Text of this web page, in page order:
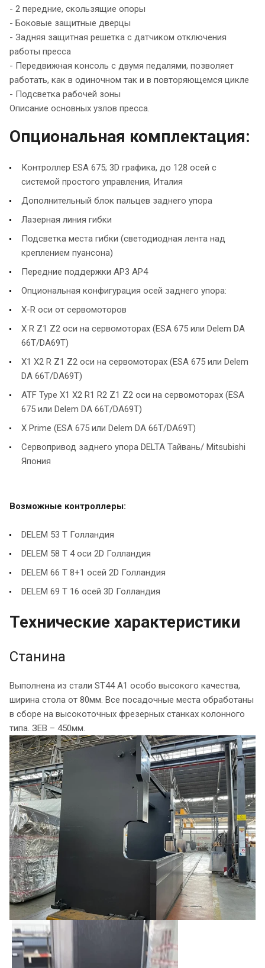
- 2 передние, скользящие опоры
- Боковые защитные дверцы
- Задняя защитная решетка с датчиком отключения
работы пресса
- Передвижная консоль с двумя педалями, позволяет
работать, как в одиночном так и в повторяющемся цикле
- Подсветка рабочей зоны
Описание основных узлов пресса.
Опциональная комплектация:
Контроллер ESA 675; 3D графика, до 128 осей с
системой простого управления, Италия
Дополнительный блок пальцев заднего упора
Лазерная линия гибки
Подсветка места гибки (светодиодная лента над
креплением пуансона)
Передние поддержки AP3 AP4
Опциональная конфигурация осей заднего упора:
X-R оси от сервомоторов
X R Z1 Z2 оси на сервомоторах (ESA 675 или Delem DA
66T/DA69T)
X1 X2 R Z1 Z2 оси на сервомоторах (ESA 675 или Delem
DA 66T/DA69T)
ATF Type X1 X2 R1 R2 Z1 Z2 оси на сервомоторах (ESA
675 или Delem DA 66T/DA69T)
X Prime (ESA 675 или Delem DA 66T/DA69T)
Сервопривод заднего упора DELTA Тайвань/ Mitsubishi
Япония
Возможные контроллеры:
DELEM 53 T Голландия
DELEM 58 T 4 оси 2D Голландия
DELEM 66 T 8+1 осей 2D Голландия
DELEM 69 T 16 осей 3D Голландия
Технические характеристики
Станина
Выполнена из стали ST44 A1 особо высокого качества,
ширина стола от 80мм. Все посадочные места обработаны
в сборе на высокоточных фрезерных станках колонного
типа. ЗЕВ – 450мм.